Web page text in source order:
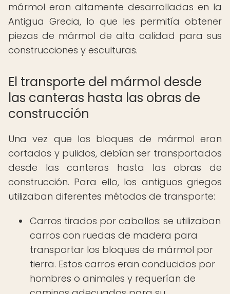
mármol eran altamente desarrolladas en la
Antigua Grecia, lo que les permitía obtener
piezas de mármol de alta calidad para sus
construcciones y esculturas.
El transporte del mármol desde
las canteras hasta las obras de
construcción
Una vez que los bloques de mármol eran
cortados y pulidos, debían ser transportados
desde las canteras hasta las obras de
construcción. Para ello, los antiguos griegos
utilizaban diferentes métodos de transporte:
Carros tirados por caballos: se utilizaban
carros con ruedas de madera para
transportar los bloques de mármol por
tierra. Estos carros eran conducidos por
hombres o animales y requerían de